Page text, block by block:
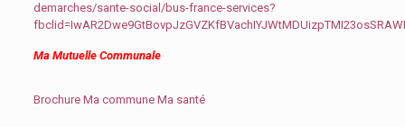
demarches/sante-social/bus-france-services?
Ma Mutuelle Communale
Brochure Ma commune Ma santé